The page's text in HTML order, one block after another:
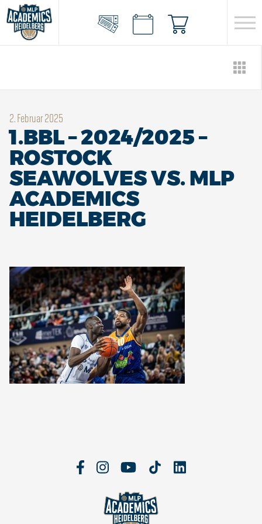
2. Februar 2025
1.BBL – 2024/2025 –
ROSTOCK
SEAWOLVES VS. MLP
ACADEMICS
HEIDELBERG